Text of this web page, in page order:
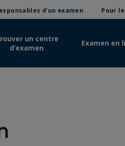
d’un examen Pour
un centre
d’examen
Examen en